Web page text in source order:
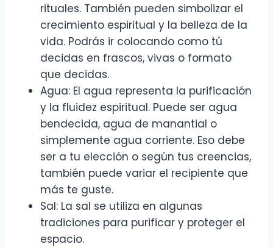
rituales. También pueden simbolizar el
crecimiento espiritual y la belleza de la
vida. Podrás ir colocando como tú
decidas en frascos, vivas o formato
que decidas.
Agua: El agua representa la purificación
y la fluidez espiritual. Puede ser agua
bendecida, agua de manantial o
simplemente agua corriente. Eso debe
ser a tu elección o según tus creencias,
también puede variar el recipiente que
más te guste.
Sal: La sal se utiliza en algunas
tradiciones para purificar y proteger el
espacio.